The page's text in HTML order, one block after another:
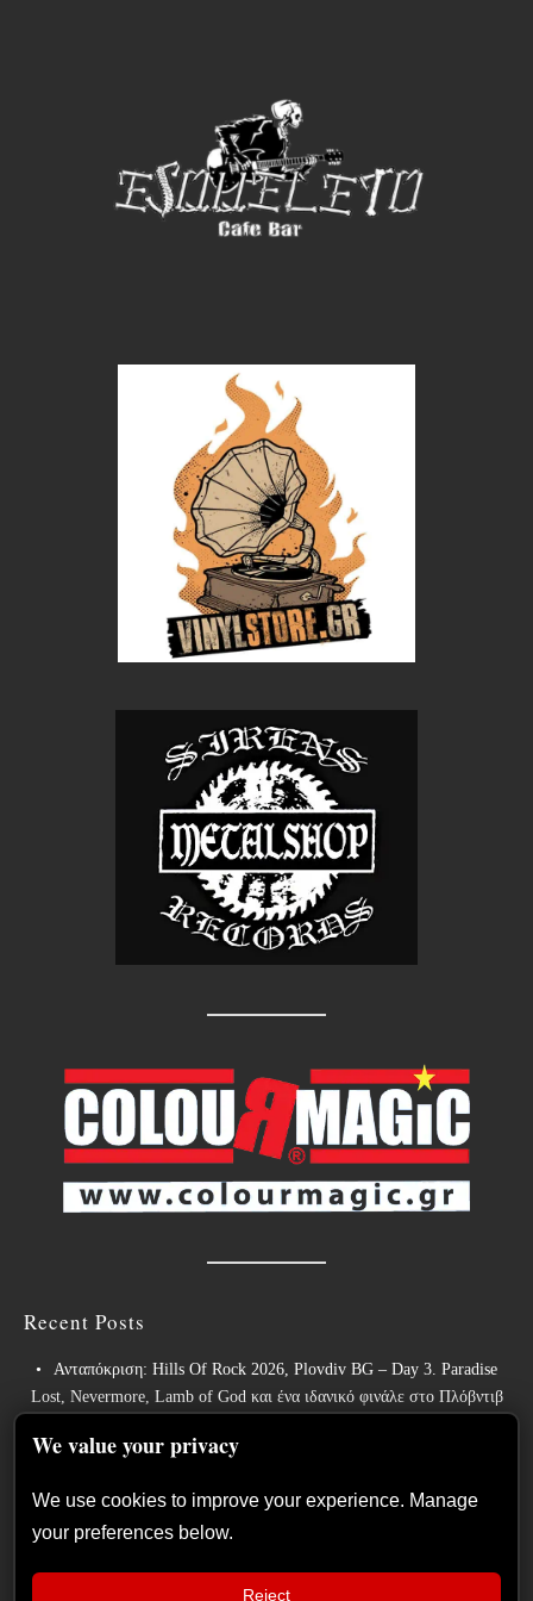
Recent Posts
Ανταπόκριση: Hills Of Rock 2026, Plovdiv BG – Day 3. Paradise
Lost, Nevermore, Lamb of God και ένα ιδανικό φινάλε στο Πλόβντιβ
Οι Γερμανοί πρωτοπόροι του συμφωνικού metal XANDRIA
Οι Wayfarer κυκλοφορούν νέο τραγούδι με τη συμμετοχή του David
Eugene Edwards και προαναγγέλλουν το νέο τους στούντιο άλμπουμ.
The Gathering: Η αέναη μεταμόρφωση των Ολλανδών πρωτοπόρων
We value your privacy
We use cookies to improve your experience. Manage
your preferences below.
Reject